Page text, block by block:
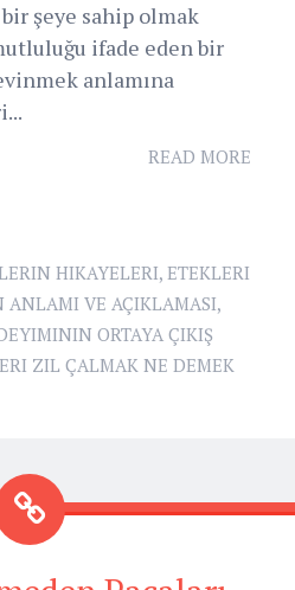
şeye sahip olmak
ifade eden bir
anlamına
READ MORE
HIKAYELERI, ETEKLERI
VE AÇIKLAMASI,
ORTAYA ÇIKIŞ
ZIL ÇALMAK NE DEMEK